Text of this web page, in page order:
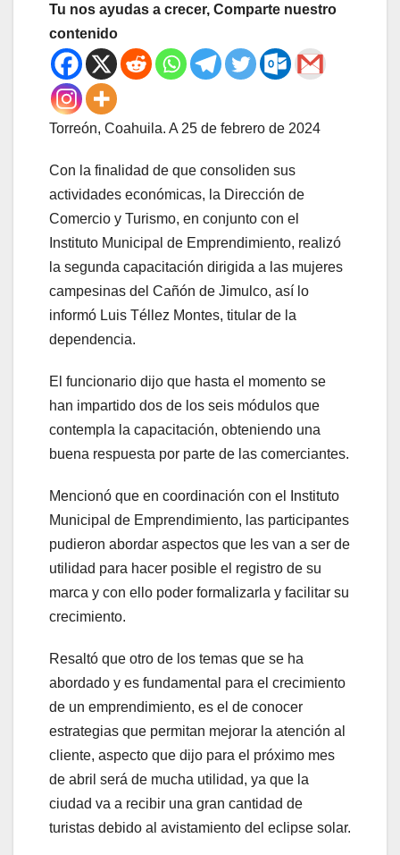
Tu nos ayudas a crecer, Comparte nuestro
contenido
Torreón, Coahuila. A 25 de febrero de 2024
Con la finalidad de que consoliden sus
actividades económicas, la Dirección de
Comercio y Turismo, en conjunto con el
Instituto Municipal de Emprendimiento, realizó
la segunda capacitación dirigida a las mujeres
campesinas del Cañón de Jimulco, así lo
informó Luis Téllez Montes, titular de la
dependencia.
El funcionario dijo que hasta el momento se
han impartido dos de los seis módulos que
contempla la capacitación, obteniendo una
buena respuesta por parte de las comerciantes.
Mencionó que en coordinación con el Instituto
Municipal de Emprendimiento, las participantes
pudieron abordar aspectos que les van a ser de
utilidad para hacer posible el registro de su
marca y con ello poder formalizarla y facilitar su
crecimiento.
Resaltó que otro de los temas que se ha
abordado y es fundamental para el crecimiento
de un emprendimiento, es el de conocer
estrategias que permitan mejorar la atención al
cliente, aspecto que dijo para el próximo mes
de abril será de mucha utilidad, ya que la
ciudad va a recibir una gran cantidad de
turistas debido al avistamiento del eclipse solar.